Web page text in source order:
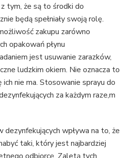
tym, że są to środki do
będą spełniały swoją rolę.
zakupu zarówno
opakowań płynu
jest usuwanie zarazków,
ludzkim okiem. Nie oznacza to
nie ma. Stosowanie sprayu do
za każdym raze,m
wpływa na to, że
taki, który jest najbardziej